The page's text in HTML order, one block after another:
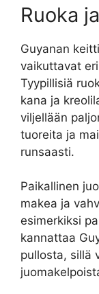
Ruoka
Guyanan
vaikuttavat
Tyypillisiä
kana ja
viljellään
tuoreita ja
runsaasti.
Paikallinen
makea ja
esimerkiksi
kannattaa
pullosta, sillä